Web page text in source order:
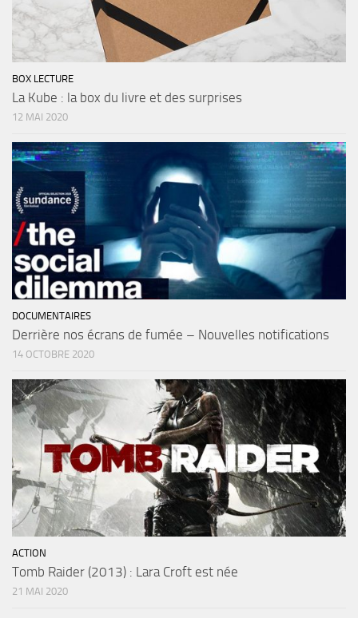
BOX LECTURE
La Kube : la box du livre et des surprises
12 MAI 2020
DOCUMENTAIRES
Derrière nos écrans de fumée – Nouvelles notifications
14 OCTOBRE 2020
ACTION
Tomb Raider (2013) : Lara Croft est née
21 MAI 2020